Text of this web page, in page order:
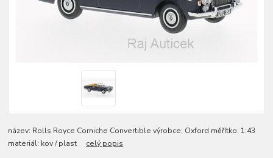
název: Rolls Royce Corniche Convertible výrobce: Oxford měřítko: 1:43
materiál: kov / plast celý popis